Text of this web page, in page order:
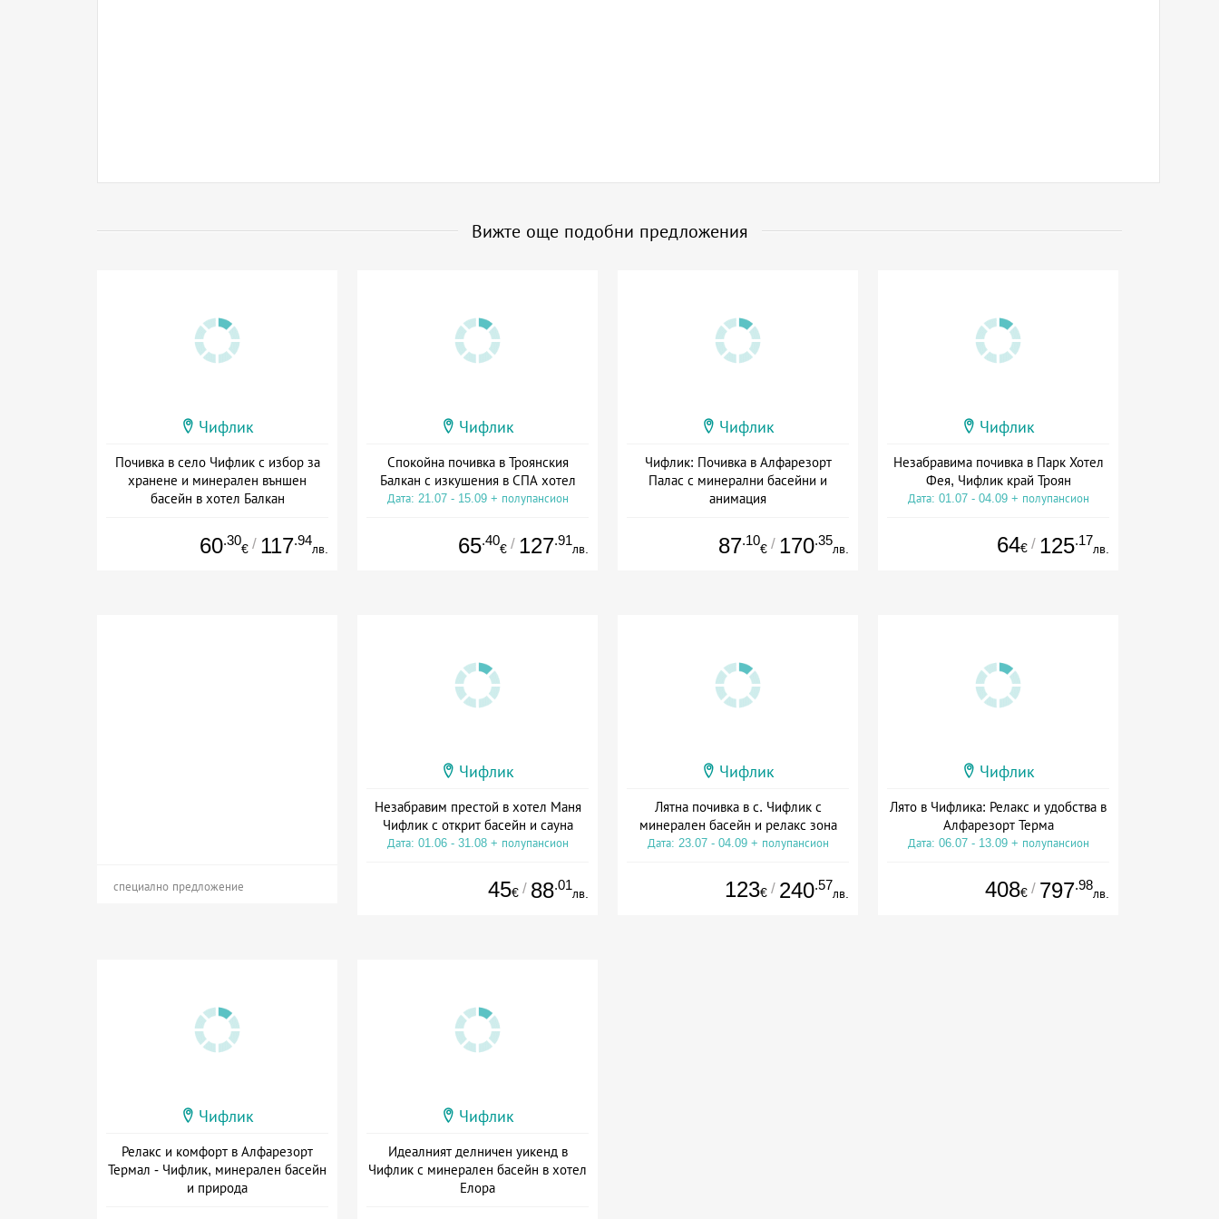
Вижте още подобни предложения
Чифлик
Почивка в село Чифлик с избор за
хранене и минерален външен
басейн в хотел Балкан
60.30
€ / 117.94
лв.
Чифлик
Спокойна почивка в Троянския
Балкан с изкушения в СПА хотел
Дата: 21.07 - 15.09 + полупансион
65.40
€ / 127.91
лв.
Чифлик
Чифлик: Почивка в Алфарезорт
Палас с минерални басейни и
анимация
87.10
€ / 170.35
лв.
Чифлик
Незабравима почивка в Парк Хотел
Фея, Чифлик край Троян
Дата: 01.07 - 04.09 + полупансион
64€ / 125.17
лв.
специално предложение
Чифлик
Незабравим престой в хотел Маня
Чифлик с открит басейн и сауна
Дата: 01.06 - 31.08 + полупансион
45€ / 88.01
лв.
Чифлик
Лятна почивка в с. Чифлик с
минерален басейн и релакс зона
Дата: 23.07 - 04.09 + полупансион
123€ / 240.57
лв.
Чифлик
Лято в Чифлика: Релакс и удобства в
Алфарезорт Терма
Дата: 06.07 - 13.09 + полупансион
408€ / 797.98
лв.
Чифлик
Релакс и комфорт в Алфарезорт
Термал - Чифлик, минерален басейн
и природа
Чифлик
Идеалният делничен уикенд в
Чифлик с минерален басейн в хотел
Елора